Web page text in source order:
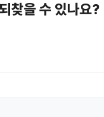
찾을 수 있나요?